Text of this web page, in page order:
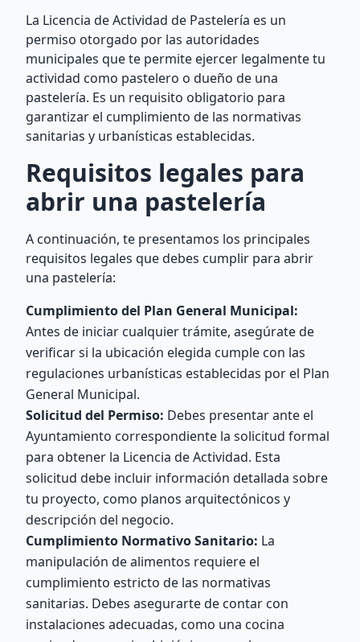
La Licencia de Actividad de Pastelería es un
permiso otorgado por las autoridades
municipales que te permite ejercer legalmente tu
actividad como pastelero o dueño de una
pastelería. Es un requisito obligatorio para
garantizar el cumplimiento de las normativas
sanitarias y urbanísticas establecidas.
Requisitos legales para
abrir una pastelería
A continuación, te presentamos los principales
requisitos legales que debes cumplir para abrir
una pastelería:
Cumplimiento del Plan General Municipal:
Antes de iniciar cualquier trámite, asegúrate de
verificar si la ubicación elegida cumple con las
regulaciones urbanísticas establecidas por el Plan
General Municipal.
Solicitud del Permiso: Debes presentar ante el
Ayuntamiento correspondiente la solicitud formal
para obtener la Licencia de Actividad. Esta
solicitud debe incluir información detallada sobre
tu proyecto, como planos arquitectónicos y
descripción del negocio.
Cumplimiento Normativo Sanitario: La
manipulación de alimentos requiere el
cumplimiento estricto de las normativas
sanitarias. Debes asegurarte de contar con
instalaciones adecuadas, como una cocina